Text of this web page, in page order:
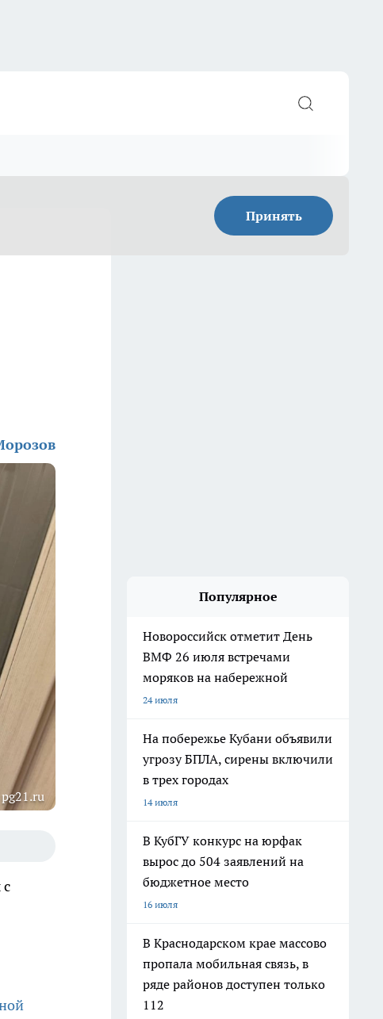
Принять
Популярное
Новороссийск отметит День
ВМФ 26 июля встречами
моряков на набережной
24 июля
На побережье Кубани объявили
угрозу БПЛА, сирены включили
в трех городах
14 июля
В КубГУ конкурс на юрфак
вырос до 504 заявлений на
бюджетное место
16 июля
В Краснодарском крае массово
пропала мобильная связь, в
ряде районов доступен только
112